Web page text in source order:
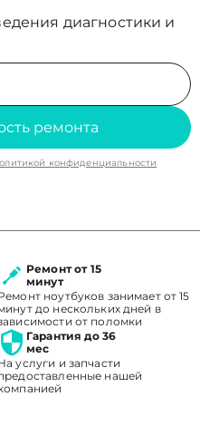
диагностики и
ремонта
конфиденциальности
Ремонт от 15
минут
ноутбуков занимает от 15
до нескольких дней в
от поломки
Гарантия до 36
мес
услуги и запчасти
нашей